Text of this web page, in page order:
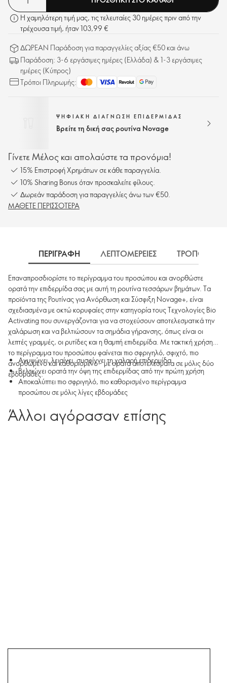
χαλάρωση και να βελτιώσουν τα σημάδια γήρανσης, όπως είναι οι
λεπτές γραμμές, οι ρυτίδες και η θαμπή επιδερμίδα. Με τακτική χρήση,
το περίγραμμα του προσώπου φαίνεται πιο σφριγηλό, σφιχτό, πιο
ανορθωμένο και καθορισμένο - με ορατά αποτελέσματα σε μόλις δύο
εβδομάδες.
Η χαμηλότερη τιμή μας, τις τελευταίες 30 ημέρες πριν από την
τρέχουσα τιμή, ήταν 103,99 €
ΔΩΡΕΑΝ Παράδοση για παραγγελίες αξίας €50 και άνω
Παράδοση: 3-6 εργάσιμες ημέρες (Ελλάδα) & 1-3 εργάσιμες
ημέρες (Κύπρος)
Τρόποι Πληρωμής:
ΨΗΦΙΑΚΗ ΔΙΑΓΝΩΣΗ ΕΠΙΔΕΡΜΙΔΑΣ
Βρείτε τη δική σας ρουτίνα Novage
Γίνετε Μέλος και απολαύστε τα προνόμια!
15% Επιστροφή Χρημάτων σε κάθε παραγγελία.
10% Sharing Bonus όταν προσκαλείτε φίλους.
Δωρεάν παράδοση για παραγγελίες άνω των €50.
ΜΑΘΕΤΕ ΠΕΡΙΣΣΟΤΕΡΑ
ΠΕΡΙΓΡΑΦΗ ΛΕΠΤΟΜΕΡΕΙΕΣ ΤΡΟΠΟΣ
Επαναπροσδιορίστε το περίγραμμα του προσώπου και ανορθώστε
ορατά την επιδερμίδα σας με αυτή τη ρουτίνα τεσσάρων βημάτων. Τα
προϊόντα της Ρουτίνας για Ανόρθωση και Σύσφιξη Novage+, είναι
σχεδιασμένα με οκτώ κορυφαίες στην κατηγορία τους Τεχνολογίες Bio
Activating που συνεργάζονται για να στοχεύσουν αποτελεσματικά την
χαλάρωση και να βελτιώσουν τα σημάδια γήρανσης, όπως είναι οι
λεπτές γραμμές, οι ρυτίδες και η θαμπή επιδερμίδα. Με τακτική χρήση,
το περίγραμμα του προσώπου φαίνεται πιο σφριγηλό, σφιχτό, πιο
ανορθωμένο και καθορισμένο - με ορατά αποτελέσματα σε μόλις δύο
εβδομάδες.
Ανυψώνει, λειαίνει, συσφίγγει τη χαλαρή επιδερμίδα
Βελτιώνει ορατά την όψη της επιδερμίδας από την πρώτη χρήση
Αποκαλύπτει πιο σφριγηλό, πιο καθορισμένο περίγραμμα
προσώπου σε μόλις λίγες εβδομάδες
Άλλοι αγόρασαν επίσης